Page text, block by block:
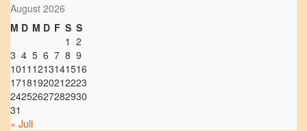
August 2026
M D M D F S S
1 2
3 4 5 6 7 8 9
1011 1213141516
17181920212223
24252627282930
31
« Juli